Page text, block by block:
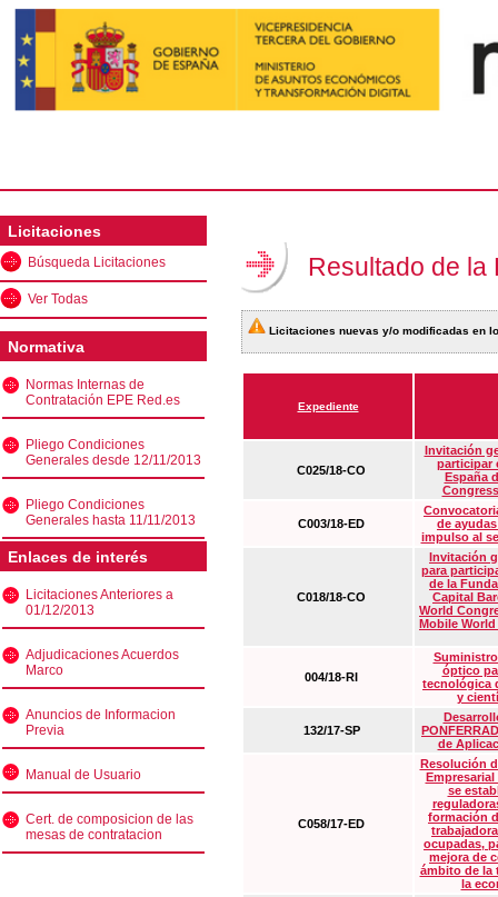
Licitaciones
Búsqueda Licitaciones
Ver Todas
Normativa
Normas Internas de
Contratación EPE Red.es
Pliego Condiciones
Generales desde 12/11/2013
Pliego Condiciones
Generales hasta 11/11/2013
Enlaces de interés
Licitaciones Anteriores a
01/12/2013
Adjudicaciones Acuerdos
Marco
Anuncios de Informacion
Previa
Manual de Usuario
Cert. de composicion de las
mesas de contratacion
Resultado de la
Licitaciones nuevas y/o modificadas en
Expediente
C025/18-CO
Invitación
participar
España
C003/18-ED
de
impulso al
C018/18-CO
Invitación
para
de la
Capital
World
Mobile
004/18-RI
óptico
tecnológica
y
132/17-SP
de
C058/17-ED
Resolución
Empresarial
se
formación
ocupadas,
mejora de
ámbito de la
la